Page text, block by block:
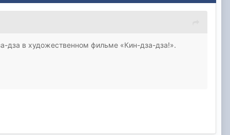
дза в художественном фильме «Кин-дза-дза!».